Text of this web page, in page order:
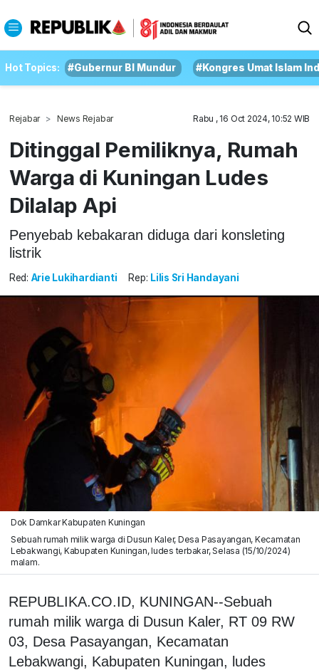
Hot Topics: #Gubernur BI Mundur #Kongres Umat Islam
Rejabar News Rejabar Rabu , 16 Oct 2024, 10:52 WIB
Ditinggal Pemiliknya, Rumah
Warga di Kuningan Ludes
Dilalap Api
Penyebab kebakaran diduga dari konsleting
listrik
Red: Arie Lukihardianti Rep: Lilis Sri Handayani
Dok Damkar Kabupaten Kuningan
Sebuah rumah milik warga di Dusun Kaler, Desa Pasayangan, Kecamatan
Lebakwangi, Kabupaten Kuningan, ludes terbakar, Selasa (15/10/2024)
malam.
REPUBLIKA.CO.ID, KUNINGAN--Sebuah
rumah milik warga di Dusun Kaler, RT 09 RW
03, Desa Pasayangan, Kecamatan
Lebakwangi, Kabupaten Kuningan, ludes